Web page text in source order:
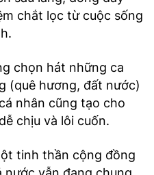
chắt lọc từ cuộc sống
chọn hát những ca
(quê hương, đất nước)
nhân cũng tạo cho
chịu và lôi cuốn.
tinh thần cộng đồng